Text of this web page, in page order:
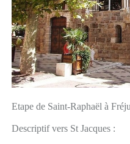
Etape de Saint-Raphaël à
Descriptif vers St Jacques :